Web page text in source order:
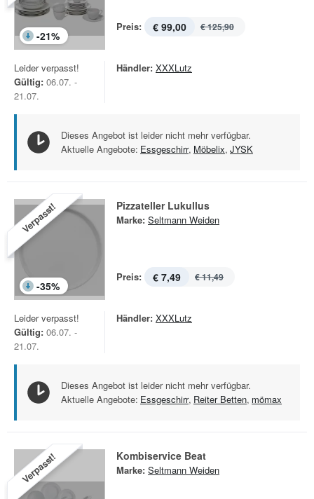
-21%
Preis: € 99,00 € 125,90
Leider verpasst!
Gültig: 06.07. -
21.07.
Händler: XXXLutz
Dieses Angebot ist leider nicht mehr verfügbar.
Aktuelle Angebote: Essgeschirr, Möbelix, JYSK
Verpasst!
-35%
Pizzateller Lukullus
Marke: Seltmann Weiden
Preis: € 7,49 € 11,49
Leider verpasst!
Gültig: 06.07. -
21.07.
Händler: XXXLutz
Dieses Angebot ist leider nicht mehr verfügbar.
Aktuelle Angebote: Essgeschirr, Reiter Betten, mömax
Verpasst! Kombiservice Beat
Marke: Seltmann Weiden